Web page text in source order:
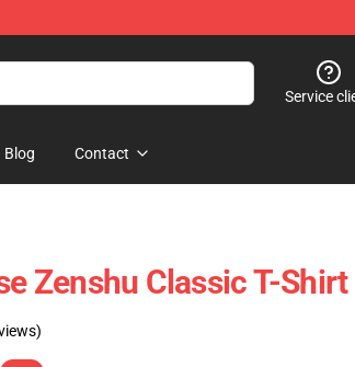
Service
Blog Contact
Zenshu Classic T-Shirt